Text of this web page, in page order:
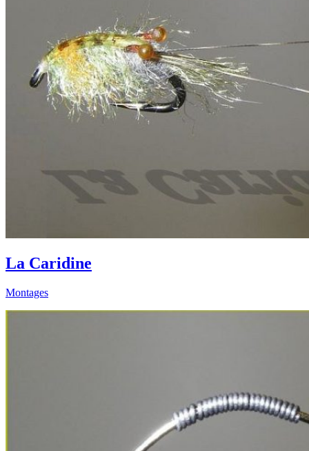
La Caridine
Montages